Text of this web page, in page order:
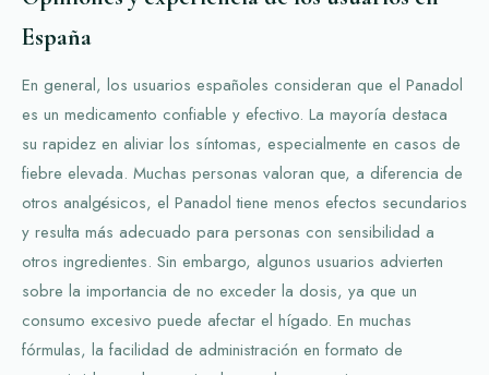
España
En general, los usuarios españoles consideran que el Panadol
es un medicamento confiable y efectivo. La mayoría destaca
su rapidez en aliviar los síntomas, especialmente en casos de
fiebre elevada. Muchas personas valoran que, a diferencia de
otros analgésicos, el Panadol tiene menos efectos secundarios
y resulta más adecuado para personas con sensibilidad a
otros ingredientes. Sin embargo, algunos usuarios advierten
sobre la importancia de no exceder la dosis, ya que un
consumo excesivo puede afectar el hígado. En muchas
fórmulas, la facilidad de administración en formato de